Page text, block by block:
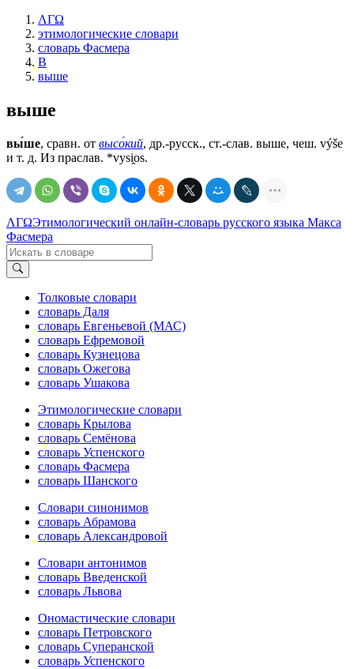
ΛΓΩ
этимологические словари
словарь Фасмера
В
выше
выше
вы́ше, сравн. от высо́кий, др.-русск., ст.-слав. выше, чеш. výše
и т. д. Из праслав. *vysi̯os.
ΛΓΩЭтимологический онлайн-словарь русского языка Макса
Фасмера
Толковые словари
словарь Даля
словарь Евгеньевой (МАС)
словарь Ефремовой
словарь Кузнецова
словарь Ожегова
словарь Ушакова
Этимологические словари
словарь Крылова
словарь Семёнова
словарь Успенского
словарь Фасмера
словарь Шанского
Словари синонимов
словарь Абрамова
словарь Александровой
Словари антонимов
словарь Введенской
словарь Львова
Ономастические словари
словарь Петровского
словарь Суперанской
словарь Успенского